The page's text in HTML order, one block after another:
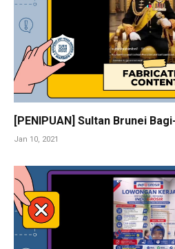
[PENIPUAN] Sultan Brunei
Jan 10, 2021